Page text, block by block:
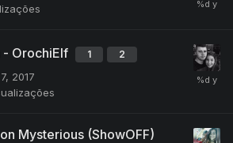
- OrochiElf 1 2
2017
Mysterious (ShowOFF)